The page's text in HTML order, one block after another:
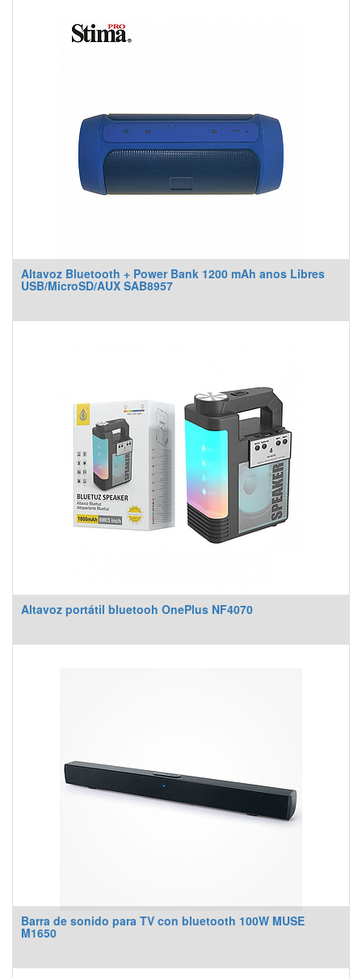
Altavoz Bluetooth + Power Bank 1200 mAh anos Libres
USB/MicroSD/AUX SAB8957
Altavoz portátil bluetooh OnePlus NF4070
Barra de sonido para TV con bluetooth 100W MUSE
M1650